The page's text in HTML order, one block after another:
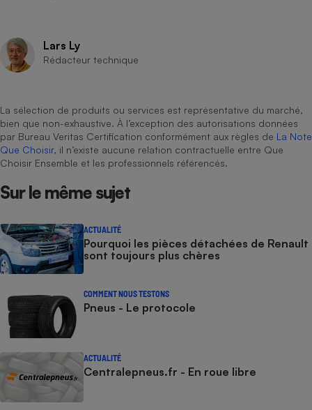
Lars Ly
Rédacteur technique
La sélection de produits ou services est représentative du marché,
bien que non-exhaustive. À l’exception des autorisations données
par Bureau Veritas Certification conformément aux règles de La Note
Que Choisir, il n’existe aucune relation contractuelle entre Que
Choisir Ensemble et les professionnels référencés.
Sur le même sujet
ACTUALITÉ
Pourquoi les pièces détachées de Renault
sont toujours plus chères
COMMENT NOUS TESTONS
Pneus - Le protocole
ACTUALITÉ
Centralepneus.fr - En roue libre